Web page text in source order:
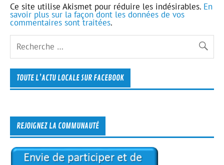
Ce site utilise Akismet pour réduire les indésirables. En
savoir plus sur la façon dont les données de vos
commentaires sont traitées.
TOUTE L’ACTU LOCALE SUR FACEBOOK
REJOIGNEZ LA COMMUNAUTÉ